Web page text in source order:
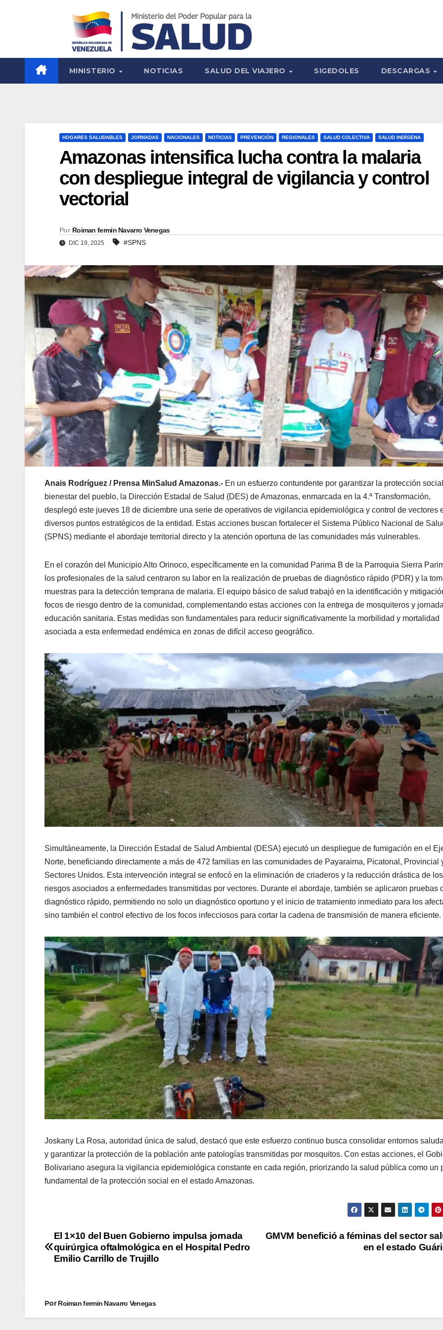
MINISTERIO NOTICIAS SALUD DEL VIAJERO SIGEDOLES DESCARGAS
HOGARES SALUDABLES JORNADAS NACIONALES NOTICIAS PREVENCIÓN REGIONALES SALUD COLECTIVA SALUD INDÍGENA
Amazonas intensifica lucha contra la malaria
con despliegue integral de vigilancia y control
vectorial
Por Roiman fermin Navarro Venegas
DIC 19, 2025 #SPNS
Anais Rodríguez / Prensa MinSalud Amazonas.- En un esfuerzo contundente por garantizar la protección
bienestar del pueblo, la Dirección Estadal de Salud (DES) de Amazonas, enmarcada en la 4.ª Transformación,
desplegó este jueves 18 de diciembre una serie de operativos de vigilancia epidemiológica y control de vectores
diversos puntos estratégicos de la entidad. Estas acciones buscan fortalecer el Sistema Público Nacional de
(SPNS) mediante el abordaje territorial directo y la atención oportuna de las comunidades más vulnerables.
En el corazón del Municipio Alto Orinoco, específicamente en la comunidad Parima B de la Parroquia Sierra
los profesionales de la salud centraron su labor en la realización de pruebas de diagnóstico rápido (PDR) y la
muestras para la detección temprana de malaria. El equipo básico de salud trabajó en la identificación y
focos de riesgo dentro de la comunidad, complementando estas acciones con la entrega de mosquiteros y
educación sanitaria. Estas medidas son fundamentales para reducir significativamente la morbilidad y mortalidad
asociada a esta enfermedad endémica en zonas de difícil acceso geográfico.
Simultáneamente, la Dirección Estadal de Salud Ambiental (DESA) ejecutó un despliegue de fumigación en el
Norte, beneficiando directamente a más de 472 familias en las comunidades de Payaraima, Picatonal, Provincial
Sectores Unidos. Esta intervención integral se enfocó en la eliminación de criaderos y la reducción drástica de los
riesgos asociados a enfermedades transmitidas por vectores. Durante el abordaje, también se aplicaron pruebas
diagnóstico rápido, permitiendo no solo un diagnóstico oportuno y el inicio de tratamiento inmediato para los
sino también el control efectivo de los focos infecciosos para cortar la cadena de transmisión de manera eficiente.
Joskany La Rosa, autoridad única de salud, destacó que este esfuerzo continuo busca consolidar entornos
y garantizar la protección de la población ante patologías transmitidas por mosquitos. Con estas acciones, el
Bolivariano asegura la vigilancia epidemiológica constante en cada región, priorizando la salud pública como un
fundamental de la protección social en el estado Amazonas.
GMVM benefició a féminas del sector
en el estado
El 1×10 del Buen Gobierno impulsa jornada
quirúrgica oftalmológica en el Hospital Pedro
Emilio Carrillo de Trujillo
PorRoiman fermin Navarro Venegas